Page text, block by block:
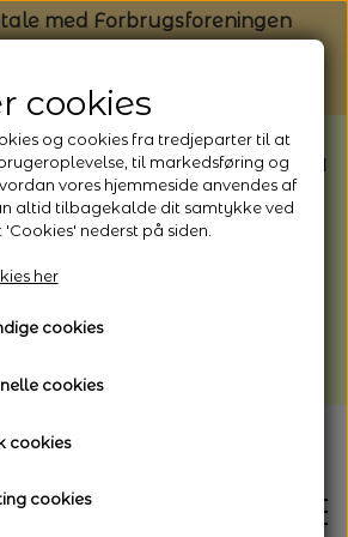
med Forbrugsforeningen
har ferielukket* fra
er åben og sender hele
på, at der kan være lidt
cookies
og cookies fra tredjeparter til at
til markedsføring og
vores hjemmeside anvendes af
altid tilbagekalde dit samtykke ved
nederst på siden.
her
cookies
cookies
cookies
cookies